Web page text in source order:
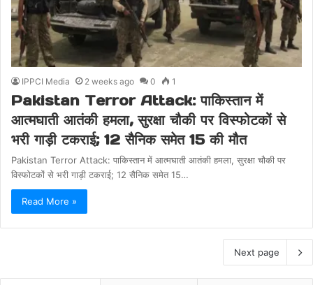
IPPCI Media 2 weeks ago 0 1
Pakistan Terror Attack: पाकिस्तान में
आत्मघाती आतंकी हमला, सुरक्षा चौकी पर विस्फोटकों से
भरी गाड़ी टकराई; 12 सैनिक समेत 15 की मौत
Pakistan Terror Attack: पाकिस्तान में आत्मघाती आतंकी हमला, सुरक्षा चौकी पर
विस्फोटकों से भरी गाड़ी टकराई; 12 सैनिक समेत 15…
Read More »
Next page